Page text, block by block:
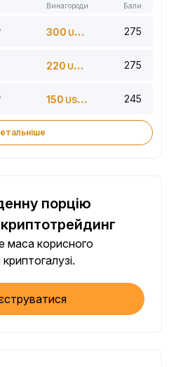
Винагороди Бали
300 USDT 275
220 USDT 275
150 USDT 245
порцію
маса корисного